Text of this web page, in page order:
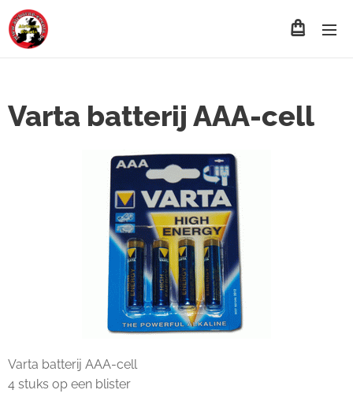
Varta batterij AAA-cell
Varta batterij AAA-cell
4 stuks op een blister